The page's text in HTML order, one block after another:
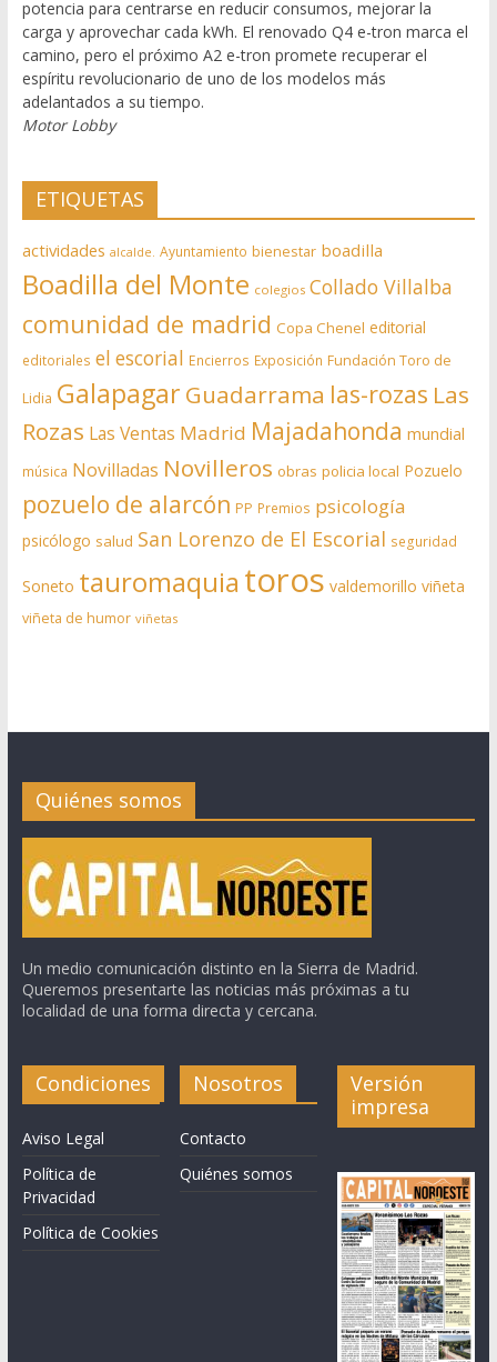
potencia para centrarse en reducir consumos, mejorar la
carga y aprovechar cada kWh. El renovado Q4 e-tron marca el
camino, pero el próximo A2 e-tron promete recuperar el
espíritu revolucionario de uno de los modelos más
adelantados a su tiempo.
Motor Lobby
ETIQUETAS
actividades alcalde. Ayuntamiento bienestar boadilla
Boadilla del Monte colegios Collado Villalba
comunidad de madrid Copa Chenel editorial
editoriales el escorial Encierros Exposición Fundación Toro de
Lidia Galapagar Guadarrama las-rozas Las
Rozas Las Ventas Madrid Majadahonda mundial
música Novilladas Novilleros obras policia local Pozuelo
pozuelo de alarcón PP Premios psicología
psicólogo salud San Lorenzo de El Escorial seguridad
Soneto tauromaquia toros valdemorillo viñeta
viñeta de humor viñetas
Quiénes somos
Un medio comunicación distinto en la Sierra de Madrid.
Queremos presentarte las noticias más próximas a tu
localidad de una forma directa y cercana.
Condiciones
Aviso Legal
Política de
Privacidad
Política de Cookies
Nosotros
Contacto
Quiénes somos
Versión
impresa